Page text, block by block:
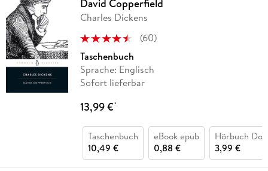
David Copperfield
Charles Dickens
(60)
Taschenbuch
Sprache: Englisch
Sofort lieferbar
13,99 €*
Taschenbuch
10,49 €
eBook epub
0,88 €
Hörbuch
3,99 €